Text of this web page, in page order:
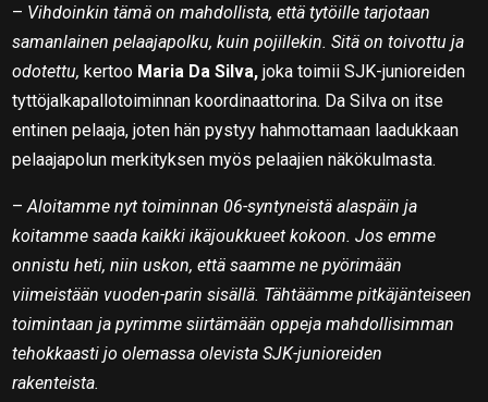
– Vihdoinkin tämä on mahdollista, että tytöille tarjotaan
samanlainen pelaajapolku, kuin pojillekin. Sitä on toivottu ja
odotettu, kertoo Maria Da Silva, joka toimii SJK-junioreiden
tyttöjalkapallotoiminnan koordinaattorina. Da Silva on itse
entinen pelaaja, joten hän pystyy hahmottamaan laadukkaan
pelaajapolun merkityksen myös pelaajien näkökulmasta.
–Aloitamme nyt toiminnan 06-syntyneistä alaspäin ja
koitamme saada kaikki ikäjoukkueet kokoon. Jos emme
onnistu heti, niin uskon, että saamme ne pyörimään
viimeistään vuoden-parin sisällä. Tähtäämme pitkäjänteiseen
toimintaan ja pyrimme siirtämään oppeja mahdollisimman
tehokkaasti jo olemassa olevista SJK-junioreiden
rakenteista.